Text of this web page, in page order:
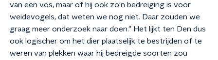
van een vos, maar of hij ook zo'n bedreiging is voor
weidevogels, dat weten we nog niet. Daar zouden we
graag meer onderzoek naar doen." Het lijkt ten Den dus
ook logischer om het dier plaatselijk te bestrijden of te
weren van plekken waar hij bedreigde soorten zou